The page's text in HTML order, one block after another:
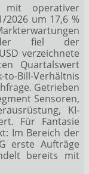
mit operativer
2026 um 17,6 %
fiel der
verzeichnete
Quartalswert
Bill-Verhältnis
Getrieben
Sensoren,
KI-
Für Fantasie
Im Bereich der
erste Aufträge
bereits mit